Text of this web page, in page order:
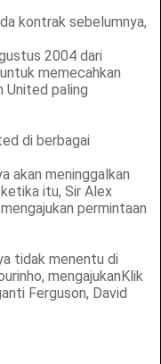
kontrak sebelumnya,
2004 dari
memecahkan
United paling
di berbagai
akan meninggalkan
itu, Sir Alex
permintaan
tidak menentu di
mengajukanKlik
Ferguson, David